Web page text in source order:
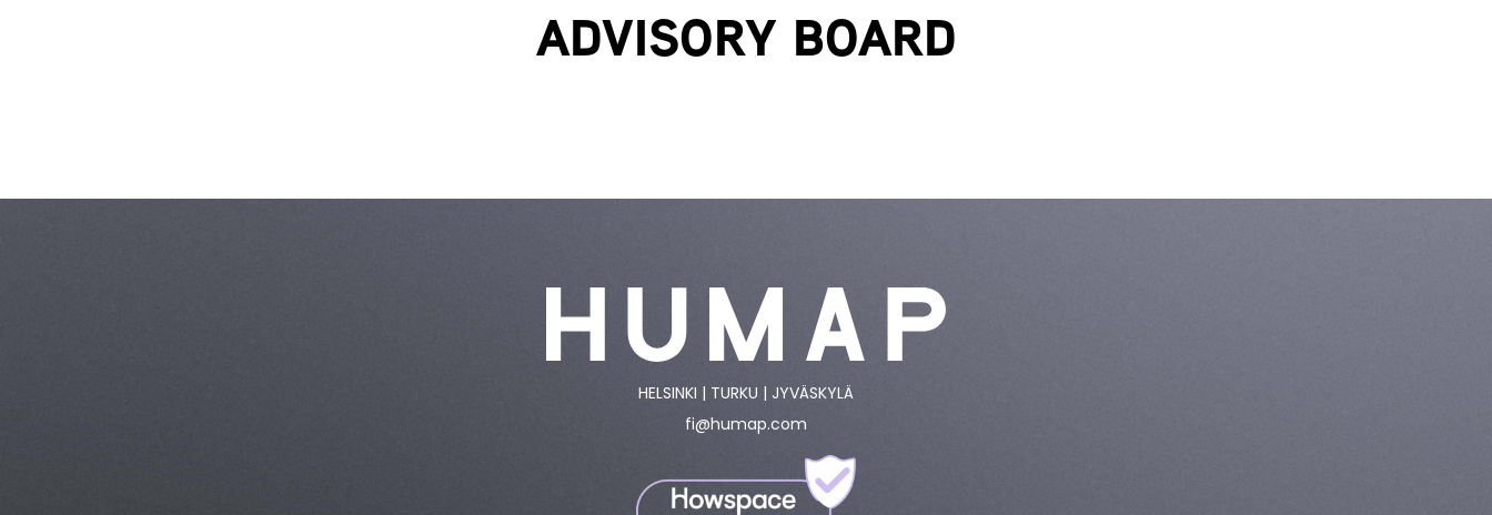
ADVISORY BOARD
HELSINKI | TURKU | JYVÄSKYLÄ
fi@humap.com